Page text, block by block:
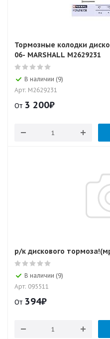
Тормозные колодки
06- MARSHALL M2629231
В наличии (9)
Арт: M2629231
От 3 200₽
р/к дискового
В наличии (9)
Арт: 095511
От 394₽